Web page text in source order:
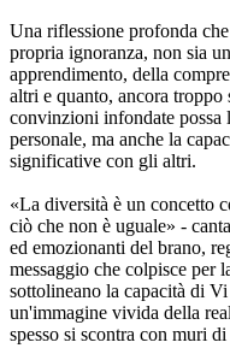
Una riflessione profonda
propria ignoranza, non sia
apprendimento, della
altri e quanto, ancora troppo
convinzioni infondate
personale, ma anche la
significative con gli altri.
«La diversità è un concetto
ciò che non è uguale» -
ed emozionanti del brano,
messaggio che colpisce per
sottolineano la capacità di
un'immagine vivida della
spesso si scontra con muri